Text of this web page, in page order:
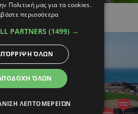
Περιοχές
Πολιτική μας για τα cookies.
περισσότερα
PARTNERS (1499) →
ΌΛΩΝ
ΌΛΩΝ
ΛΕΠΤΟΜΕΡΕΙΏΝ